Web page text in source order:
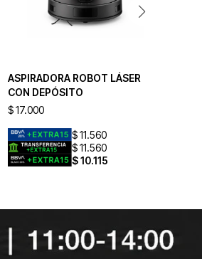
ASPIRADORA ROBOT LÁSER
CON DEPÓSITO
$17.000
$11.560
$11.560
$10.115